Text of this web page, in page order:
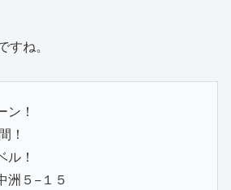
ね。
ン！
！
ル！
洲５−１５